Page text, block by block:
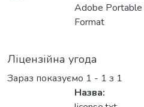
Adobe
Format
Ліцензійна угода
Зараз показуємо 1 - 1 з 1
Назва: